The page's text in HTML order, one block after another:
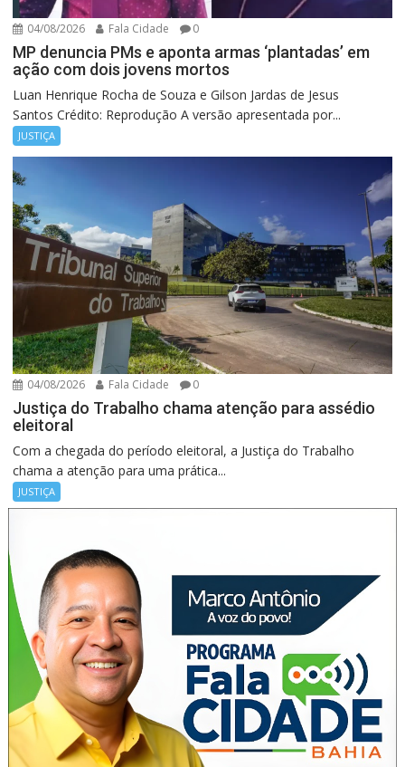
04/08/2026 Fala Cidade 0
MP denuncia PMs e aponta armas ‘plantadas’ em
ação com dois jovens mortos
Luan Henrique Rocha de Souza e Gilson Jardas de Jesus
Santos Crédito: Reprodução A versão apresentada por...
JUSTIÇA
04/08/2026 Fala Cidade 0
Justiça do Trabalho chama atenção para assédio
eleitoral
Com a chegada do período eleitoral, a Justiça do Trabalho
chama a atenção para uma prática...
JUSTIÇA